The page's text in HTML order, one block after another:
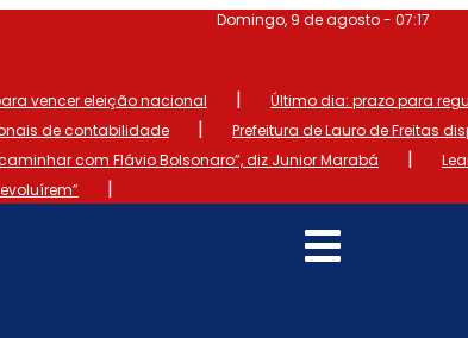
Domingo, 9 de agosto - 07:17
vencer eleição nacional
|
Último dia: prazo para
de contabilidade |
Prefeitura de Lauro de Freitas
com Flávio Bolsonaro”, diz Junior Marabá |
|